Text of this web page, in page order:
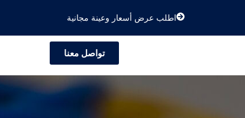
اطلب عرض أسعار وعينة مجانية
تواصل معنا